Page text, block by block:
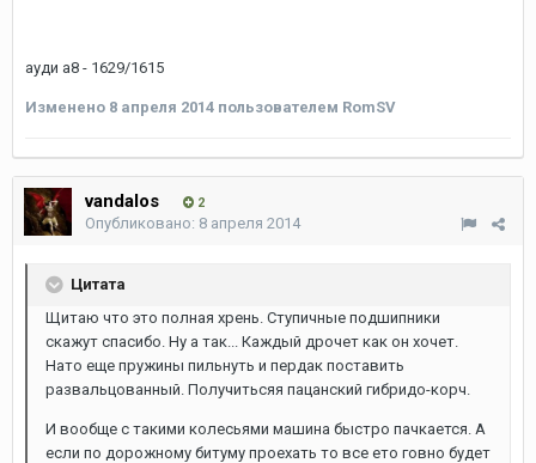
ауди а8 - 1629/1615
Изменено 8 апреля 2014 пользователем RomSV
vandalos 2
Опубликовано: 8 апреля 2014
Цитата
Щитаю что это полная хрень. Ступичные подшипники
скажут спасибо. Ну а так... Каждый дрочет как он хочет.
Нато еще пружины пильнуть и пердак поставить
развальцованный. Получитьсяя пацанский гибридо-корч.
И вообще с такими колесьями машина быстро пачкается. А
если по дорожному битуму проехать то все ето говно будет